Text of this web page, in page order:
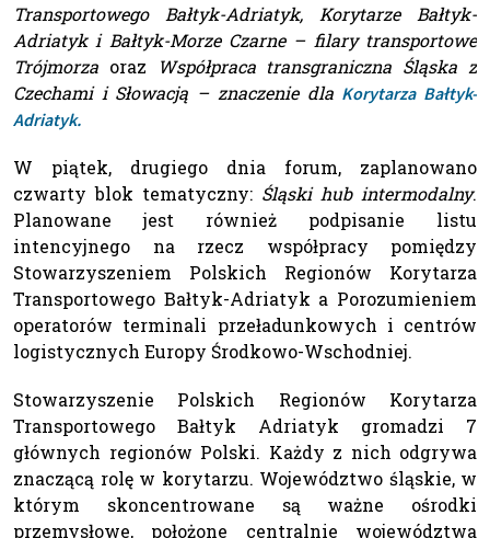
Transportowego Bałtyk-Adriatyk, Korytarze Bałtyk-
Adriatyk i Bałtyk-Morze Czarne – filary transportowe
Trójmorza oraz
Współpraca transgraniczna Śląska z
Czechami i Słowacją – znaczenie dla Korytarza Bałtyk-
Adriatyk.
W piątek, drugiego dnia forum, zaplanowano
czwarty blok tematyczny: Śląski hub intermodalny.
Planowane jest również podpisanie listu
intencyjnego na rzecz współpracy pomiędzy
Stowarzyszeniem Polskich Regionów Korytarza
Transportowego Bałtyk-Adriatyk a Porozumieniem
operatorów terminali przeładunkowych i centrów
logistycznych Europy Środkowo-Wschodniej.
Stowarzyszenie Polskich Regionów Korytarza
Transportowego Bałtyk Adriatyk gromadzi 7
głównych regionów Polski. Każdy z nich odgrywa
znaczącą rolę w korytarzu. Województwo śląskie, w
którym skoncentrowane są ważne ośrodki
przemysłowe, położone centralnie województwa